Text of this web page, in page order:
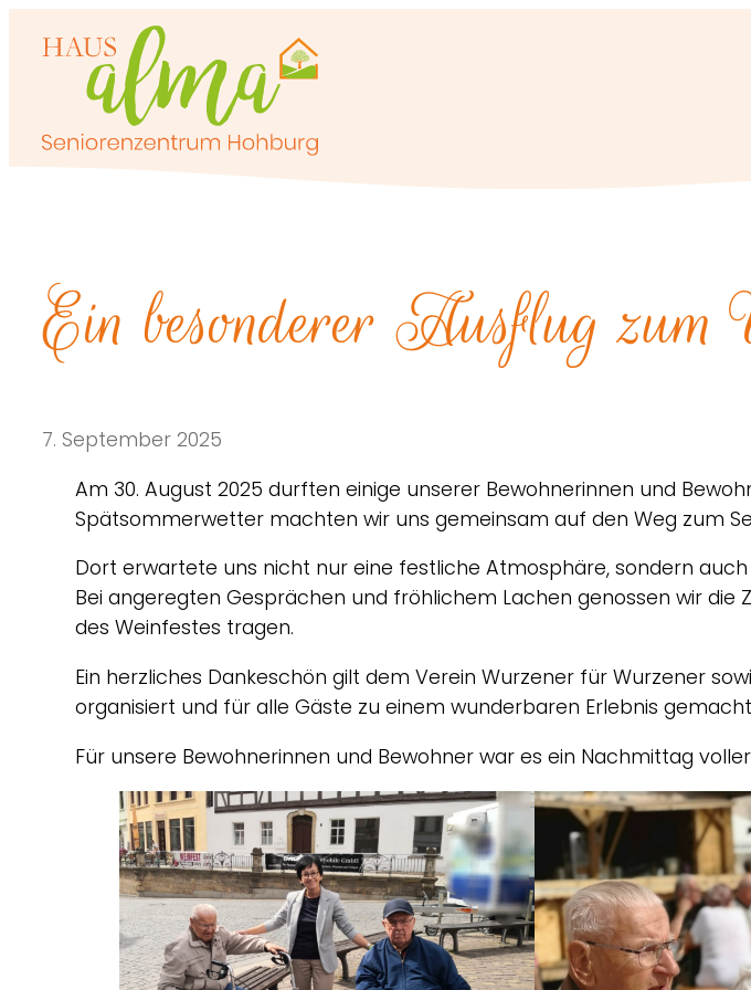
Inhalt
springen
Ein besonderer Ausflug zum
7. September 2025
Am 30. August 2025 durften einige unserer Bewohnerinnen und
Spätsommerwetter machten wir uns gemeinsam auf den Weg zum
Dort erwartete uns nicht nur eine festliche Atmosphäre, sondern
Bei angeregten Gesprächen und fröhlichem Lachen genossen wir
des Weinfestes tragen.
Ein herzliches Dankeschön gilt dem Verein Wurzener für Wurzener
organisiert und für alle Gäste zu einem wunderbaren Erlebnis
Für unsere Bewohnerinnen und Bewohner war es ein Nachmittag